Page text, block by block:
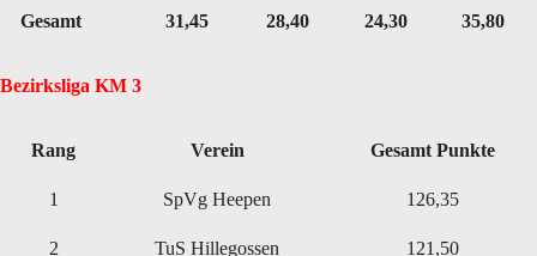
Gesamt 31,45 28,40 24,30 35,80
Bezirksliga KM 3
Rang Verein Gesamt Punkte
1 SpVg Heepen 126,35
2 TuS Hillegossen 121,50